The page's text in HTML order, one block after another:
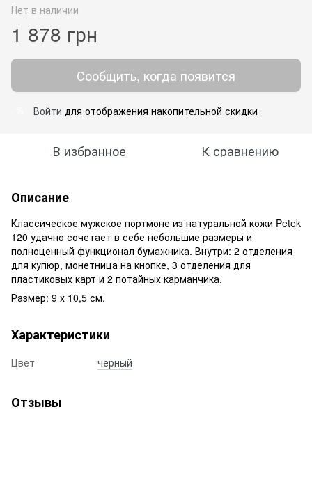
Нет в наличии
1 878 грн
Сообщить, когда появится
Войти для отображения накопительной скидки
В избранное К сравнению
Описание
Классическое мужское портмоне из натуральной кожи Petek
120 удачно сочетает в себе небольшие размеры и
полноценный функционал бумажника. Внутри: 2 отделения
для купюр, монетница на кнопке, 3 отделения для
пластиковых карт и 2 потайных карманчика.
Размер: 9 х 10,5 см.
Характеристики
Цвет черный
Отзывы